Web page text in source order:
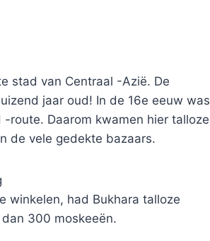
stad van Centraal -Azië. De
jaar oud! In de 16e eeuw was
route. Daarom kwamen hier talloze
de vele gedekte bazaars.
winkelen, had Bukhara talloze
dan 300 moskeeën.